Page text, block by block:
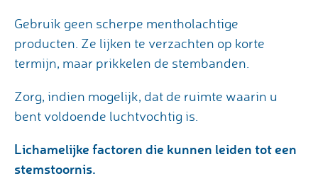
Gebruik geen scherpe mentholachtige
producten. Ze lijken te verzachten op korte
termijn, maar prikkelen de stembanden.
Zorg, indien mogelijk, dat de ruimte waarin u
bent voldoende luchtvochtig is.
Lichamelijke factoren die kunnen leiden tot een
stemstoornis.